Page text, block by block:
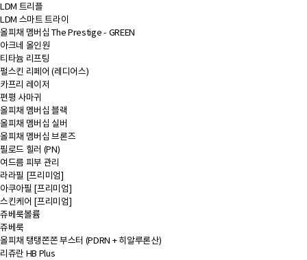
LDM 트리플
LDM 스마트 트라이
올피채 멤버십 The Prestige - GREEN
아크네 올인원
티타늄 리프팅
펄스킨 리페어 (레디어스)
카프리 레이저
편평 사마귀
올피채 멤버십 블랙
올피채 멤버십 실버
올피채 멤버십 브론즈
필로드 힐러 (PN)
여드름 피부 관리
라라필 [프리미엄]
아쿠아필 [프리미엄]
스킨케어 [프리미엄]
쥬베룩볼륨
쥬베룩
올피채 탱탱쫀쫀 부스터 (PDRN + 히알루론산)
리쥬란 HB Plus